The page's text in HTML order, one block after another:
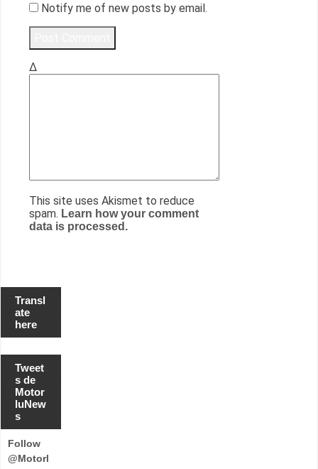
Notify me of new posts by email.
Δ
This site uses Akismet to reduce
spam. Learn how your comment
data is processed.
Transl
ate
here
Tweet
s de
Motor
luNew
s
Follow
@Motorl